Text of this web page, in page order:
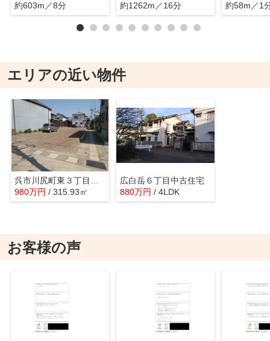
約603m／8分
約1262m／16分
約58m／1
エリアの近い物件
呉市川尻町東３丁目売地
980万円 / 315.93㎡
広白岳６丁目中古住宅
880万円 / 4LDK
お客様の声